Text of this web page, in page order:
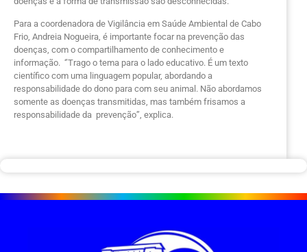
Para a coordenadora de Vigilância em Saúde Ambiental de Cabo
Frio, Andreia Nogueira, é importante focar na prevenção das
doenças, com o compartilhamento de conhecimento e
informação. ‘’Trago o tema para o lado educativo. É um texto
científico com uma linguagem popular, abordando a
responsabilidade do dono para com seu animal. Não abordamos
somente as doenças transmitidas, mas também frisamos a
responsabilidade da prevenção’’, explica.